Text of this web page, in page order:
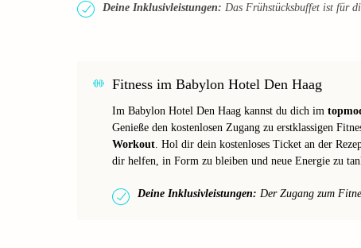
Deine Inklusivleistungen: Das Frühstücksbuffet ist für
Fitness im Babylon Hotel Den Haag
Im Babylon Hotel Den Haag kannst du dich im
Genieße den kostenlosen Zugang zu erstklassigen
Workout . Hol dir dein kostenloses Ticket an der
dir helfen, in Form zu bleiben und neue Energie zu
Deine Inklusivleistungen: Der Zugang zum